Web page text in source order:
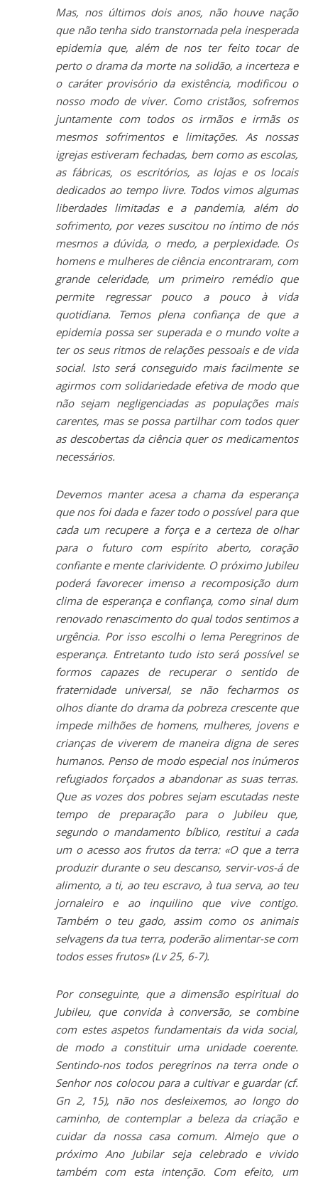
Mas, nos últimos dois anos, não houve nação
que não tenha sido transtornada pela inesperada
epidemia que, além de nos ter feito tocar de
perto o drama da morte na solidão, a incerteza e
o caráter provisório da existência, modificou o
nosso modo de viver. Como cristãos, sofremos
juntamente com todos os irmãos e irmãs os
mesmos sofrimentos e limitações. As nossas
igrejas estiveram fechadas, bem como as escolas,
as fábricas, os escritórios, as lojas e os locais
dedicados ao tempo livre. Todos vimos algumas
liberdades limitadas e a pandemia, além do
sofrimento, por vezes suscitou no íntimo de nós
mesmos a dúvida, o medo, a perplexidade. Os
homens e mulheres de ciência encontraram, com
grande celeridade, um primeiro remédio que
permite regressar pouco a pouco à vida
quotidiana. Temos plena confiança de que a
epidemia possa ser superada e o mundo volte a
ter os seus ritmos de relações pessoais e de vida
social. Isto será conseguido mais facilmente se
agirmos com solidariedade efetiva de modo que
não sejam negligenciadas as populações mais
carentes, mas se possa partilhar com todos quer
as descobertas da ciência quer os medicamentos
necessários.
Devemos manter acesa a chama da esperança
que nos foi dada e fazer todo o possível para que
cada um recupere a força e a certeza de olhar
para o futuro com espírito aberto, coração
confiante e mente clarividente. O próximo Jubileu
poderá favorecer imenso a recomposição dum
clima de esperança e confiança, como sinal dum
renovado renascimento do qual todos sentimos a
urgência. Por isso escolhi o lema Peregrinos de
esperança. Entretanto tudo isto será possível se
formos capazes de recuperar o sentido de
fraternidade universal, se não fecharmos os
olhos diante do drama da pobreza crescente que
impede milhões de homens, mulheres, jovens e
crianças de viverem de maneira digna de seres
humanos. Penso de modo especial nos inúmeros
refugiados forçados a abandonar as suas terras.
Que as vozes dos pobres sejam escutadas neste
tempo de preparação para o Jubileu que,
segundo o mandamento bíblico, restitui a cada
um o acesso aos frutos da terra: «O que a terra
produzir durante o seu descanso, servir-vos-á de
alimento, a ti, ao teu escravo, à tua serva, ao teu
jornaleiro e ao inquilino que vive contigo.
Também o teu gado, assim como os animais
selvagens da tua terra, poderão alimentar-se com
todos esses frutos» (Lv 25, 6-7).
Por conseguinte, que a dimensão espiritual do
Jubileu, que convida à conversão, se combine
com estes aspetos fundamentais da vida social,
de modo a constituir uma unidade coerente.
Sentindo-nos todos peregrinos na terra onde o
Senhor nos colocou para a cultivar e guardar (cf.
Gn 2, 15), não nos desleixemos, ao longo do
caminho, de contemplar a beleza da criação e
cuidar da nossa casa comum. Almejo que o
próximo Ano Jubilar seja celebrado e vivido
também com esta intenção. Com efeito, um